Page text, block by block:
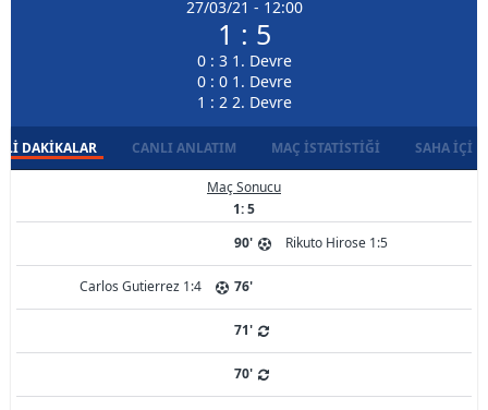
27/03/21 - 12:00
1 : 5
0 : 3 1. Devre
0 : 0 1. Devre
1 : 2 2. Devre
DAKIKALAR CANLI ANLATIM MAÇ İSTATISTIĞI SAHA İÇI
Maç Sonucu
1: 5
90'
Rikuto Hirose 1:5
Carlos Gutierrez 1:4 76'
71'
70'